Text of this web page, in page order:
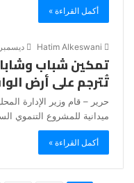
أكمل القراءة »
ديسمبر 9, 2025
تمكين شباب
تُترجم على أرض
حرير – قام وزير الإدارة
ميدانية للمشروع التنموي
أكمل القراءة »